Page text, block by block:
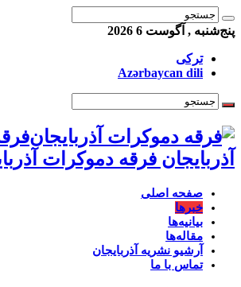
پنج‌شنبه , آگوست 6 2026
ترکی
Azərbaycan dili
آذربایجان فرقه دموکرات
صفحه اصلی
خبرها
بیانیه‌ها
مقاله‌ها
آرشیو نشریه آذربایجان
تماس با ما